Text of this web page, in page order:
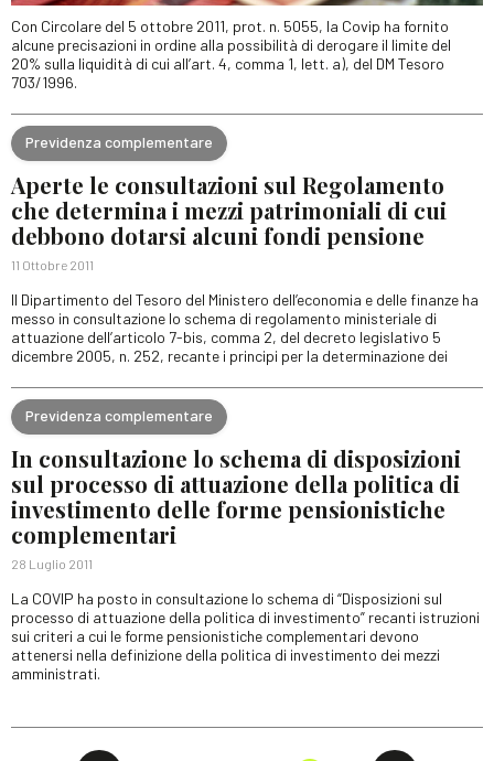
Con Circolare del 5 ottobre 2011, prot. n. 5055, la Covip ha fornito
alcune precisazioni in ordine alla possibilità di derogare il limite del
20% sulla liquidità di cui all’art. 4, comma 1, lett. a), del DM Tesoro
703/1996.
Previdenza complementare
Aperte le consultazioni sul Regolamento
che determina i mezzi patrimoniali di cui
debbono dotarsi alcuni fondi pensione
11 Ottobre 2011
Il Dipartimento del Tesoro del Ministero dell’economia e delle finanze ha
messo in consultazione lo schema di regolamento ministeriale di
attuazione dell’articolo 7-bis, comma 2, del decreto legislativo 5
dicembre 2005, n. 252, recante i principi per la determinazione dei
Previdenza complementare
In consultazione lo schema di disposizioni
sul processo di attuazione della politica di
investimento delle forme pensionistiche
complementari
28 Luglio 2011
La COVIP ha posto in consultazione lo schema di “Disposizioni sul
processo di attuazione della politica di investimento” recanti istruzioni
sui criteri a cui le forme pensionistiche complementari devono
attenersi nella definizione della politica di investimento dei mezzi
amministrati.